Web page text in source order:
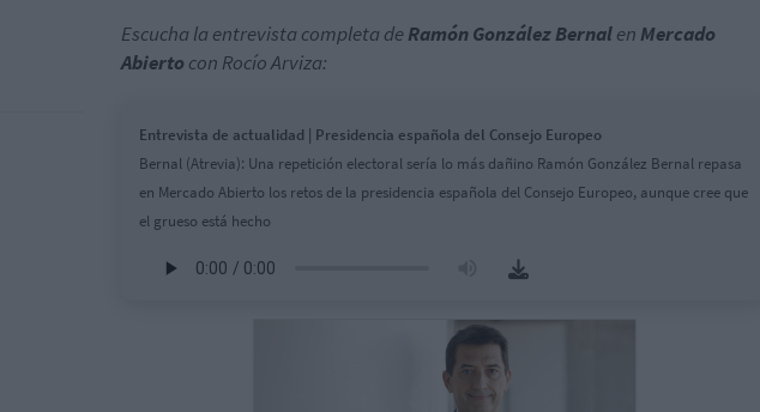
Escucha la entrevista completa deRamón González Bernalen Mercado
Abierto con Rocío Arviza:
Entrevista de actualidad | Presidencia española del Consejo Europeo
Bernal (Atrevia): Una repetición electoral sería lo más dañino Ramón González Bernal repasa
en Mercado Abierto los retos de la presidencia española del Consejo Europeo, aunque cree que
el grueso está hecho